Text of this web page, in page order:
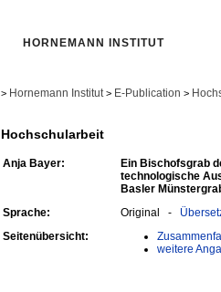
HORNEMANN INSTITUT
> Hornemann Institut > E-Publication >
Hochschularbeit
Anja Bayer:
Ein Bischofsgrab
technologische
Basler
Sprache: Original -
Seitenübersicht:
weitere